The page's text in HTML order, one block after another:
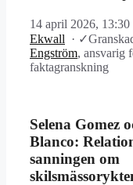
14 april 2026, 13:30
Ekwall
· ✓
Engström, ansvarig
faktagranskning
Selena Gomez
Blanco:
sanningen om